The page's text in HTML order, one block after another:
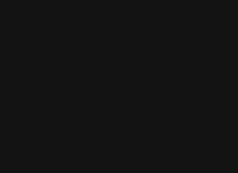
in einer schicken, rahmenlosen
entfernen.
Rahmenlos für einen